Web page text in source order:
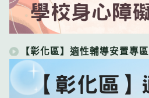
【彰化區】適性輔導安置專區